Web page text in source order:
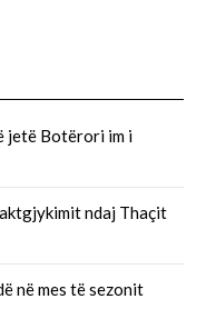
jetë Botërori im i
ndaj Thaçit
në mes të sezonit